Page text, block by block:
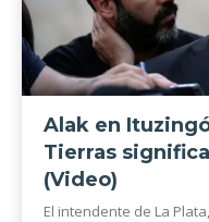
Alak en
Tierras
(Video)
El intendente de La